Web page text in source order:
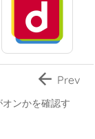
ンかを確認す
 Prev